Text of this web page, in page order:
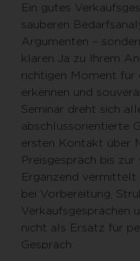
Ein gutes
sauberen
Argumenten –
klaren Ja zu Ihrem
richtigen Moment für
erkennen und
Seminar dreht sich
abschlussorientierte
ersten Kontakt über
Preisgespräch bis
Ergänzend vermittelt
bei Vorbereitung,
Verkaufsgesprächen
nicht als Ersatz für
Gespräch.